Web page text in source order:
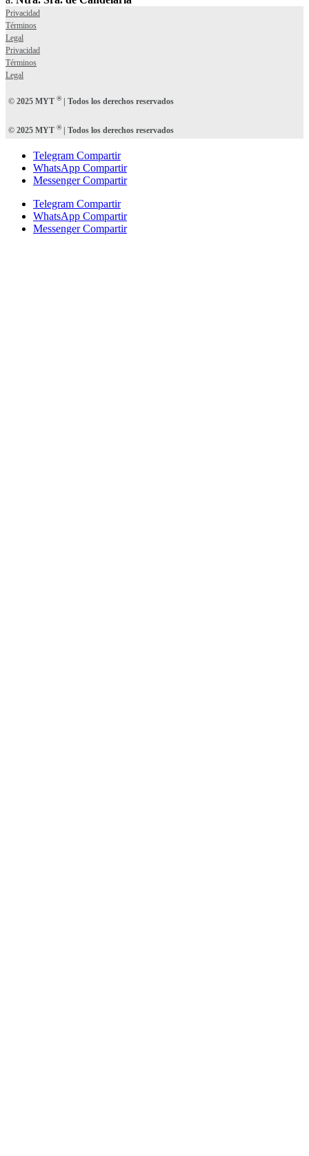
Privacidad
Términos
Legal
Privacidad
Términos
Legal
© 2025 MYT ®| Todos los derechos reservados
© 2025 MYT ®| Todos los derechos reservados
Telegram Compartir
WhatsApp Compartir
Messenger Compartir
Telegram Compartir
WhatsApp Compartir
Messenger Compartir